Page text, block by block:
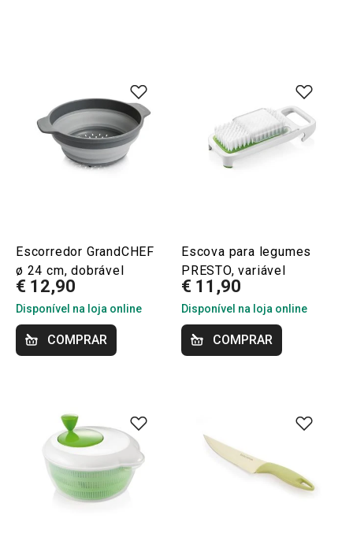
Escorredor GrandCHEF
ø 24 cm, dobrável
€ 12,90
Disponível na loja online
COMPRAR
Escova para legumes
PRESTO, variável
€ 11,90
Disponível na loja online
COMPRAR